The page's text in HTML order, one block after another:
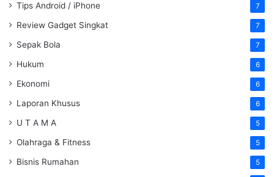
Tips Android / iPhone 7
Review Gadget Singkat 7
Sepak Bola 7
Hukum 6
Ekonomi 6
Laporan Khusus 6
U T A M A 5
Olahraga & Fitness 5
Bisnis Rumahan 5